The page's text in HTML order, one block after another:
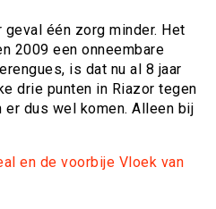
één zorg minder. Het
2009 een onneembare
is dat nu al 8 jaar
drie punten in Riazor tegen
er dus wel komen. Alleen bij
en de voorbije Vloek van